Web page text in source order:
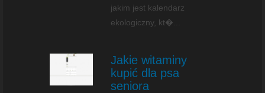
jakim jest kalendarz
ekologiczny, kt�...
Jakie witaminy
kupić dla psa
seniora